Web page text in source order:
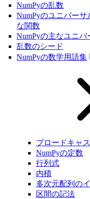
NumPyの乱数
NumPyのユニバー
な関数
NumPyの主なユニバ
乱数のシード
NumPyの数学用語集
ブロードキャ
NumPyの定数
行列式
内積
多次元配列の
区間の記法